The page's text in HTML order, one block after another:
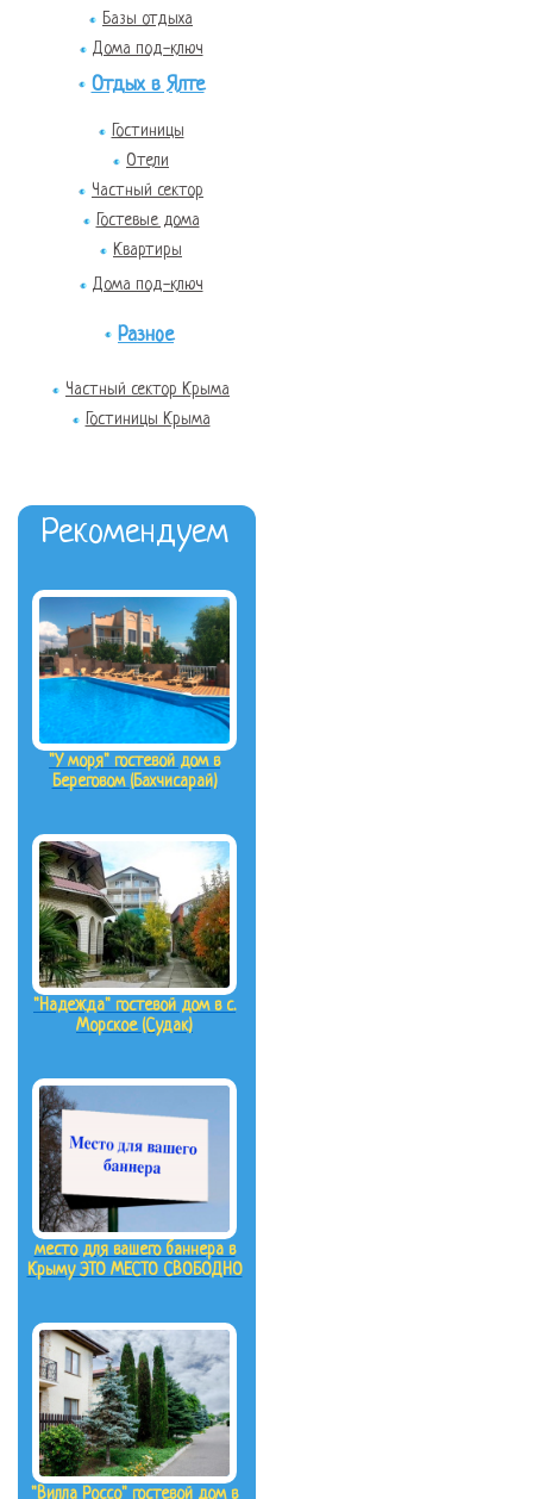
Базы отдыха
Дома под-ключ
Отдых в Ялте
Гостиницы
Отели
Частный сектор
Гостевые дома
Квартиры
Дома под-ключ
Разное
Частный сектор Крыма
Гостиницы Крыма
Рекомендуем
"У моря" гостевой дом в
Береговом (Бахчисарай)
"Надежда" гостевой дом в с.
Морское (Судак)
место для вашего баннера в
Крыму ЭТО МЕСТО СВОБОДНО
"Вилла Россо" гостевой дом в